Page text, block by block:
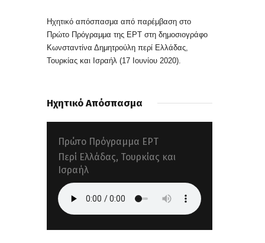
Ηχητικό απόσπασμα από παρέμβαση στο
Πρώτο Πρόγραμμα της ΕΡΤ στη δημοσιογράφο
Κωνσταντίνα Δημητρούλη περί Ελλάδας,
Τουρκίας και Ισραήλ (17 Ιουνίου 2020).
Ηχητικό Απόσπασμα
Πρώτο Πρόγραμμα ΕΡΤ
Περί Ελλάδας, Τουρκίας και
Ισραήλ